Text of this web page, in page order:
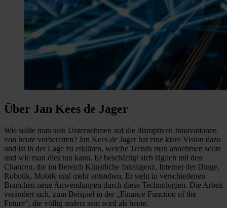
Über Jan Kees de Jager
Wie sollte man sein Unternehmen auf die disruptiven Innovationen
von heute vorbereiten? Jan Kees de Jager hat eine klare Vision dazu
und ist in der Lage zu erklären, welche Trends man annehmen sollte
und wie man dies tun kann. Er beschäftigt sich täglich mit den
Chancen, die im Bereich Künstliche Intelligenz, Internet der Dinge,
Robotik, Mobile und mehr entstehen. Er sieht in verschiedenen
Branchen neue Anwendungen durch diese Technologien. Die Arbeit
verändert sich, zum Beispiel in der „Finance Function of the
Future“, die völlig anders sein wird als heute.